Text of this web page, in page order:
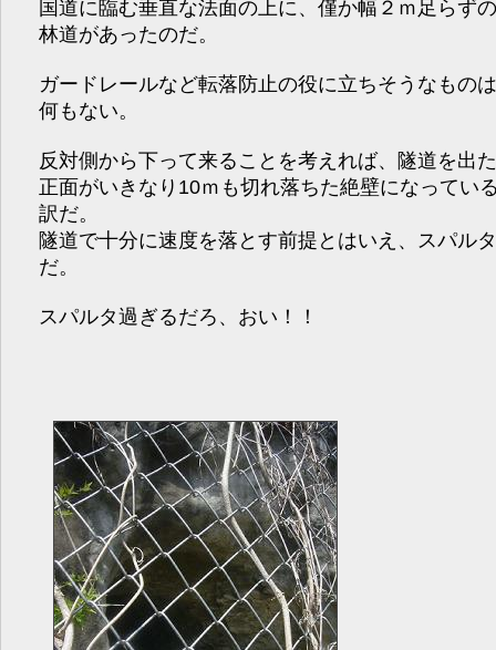
国道に臨む垂直な法面の上に、僅か幅２ｍ足らず
林道があったのだ。
ガードレールなど転落防止の役に立ちそうなもの
何もない。
反対側から下って来ることを考えれば、隧道を出
正面がいきなり10ｍも切れ落ちた絶壁になってい
訳だ。
隧道で十分に速度を落とす前提とはいえ、スパル
だ。
スパルタ過ぎるだろ、おい！！